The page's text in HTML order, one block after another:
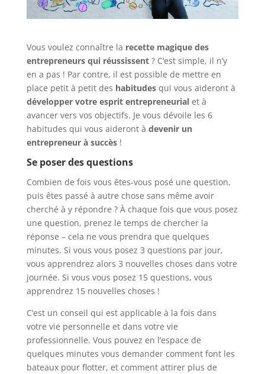
Vous voulez connaître la recette magique des
entrepreneurs qui réussissent? C’est simple, il n’y
en a pas ! Par contre, il est possible de mettre en
place petit à petit des habitudesqui vous aideront à
développer votre esprit entrepreneurialet à
avancer vers vos objectifs. Je vous dévoile les 6
habitudes qui vous aideront à devenir un
entrepreneur à succès!
Se poser des questions
Combien de fois vous êtes-vous posé une question,
puis êtes passé à autre chose sans même avoir
cherché à y répondre ? À chaque fois que vous posez
une question, prenez le temps de chercher la
réponse – cela ne vous prendra que quelques
minutes. Si vous vous posez 3 questions par jour,
vous apprendrez alors 3 nouvelles choses dans votre
journée. Si vous vous posez 15 questions, vous
apprendrez 15 nouvelles choses !
C’est un conseil qui est applicable à la fois dans
votre vie personnelle et dans votre vie
professionnelle. Vous pouvez en l’espace de
quelques minutes vous demander comment font les
bateaux pour flotter, et comment attirer plus de